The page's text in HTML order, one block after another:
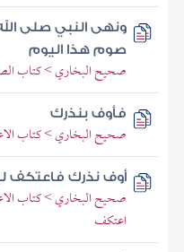
ونهى النبي صلى
صوم هذا اليوم
صحيح البخاري > كتاب
فأوف بنذرك
صحيح البخاري > كتاب
أوف نذرك فاعتكف
صحيح البخاري > كتاب
اعتكف